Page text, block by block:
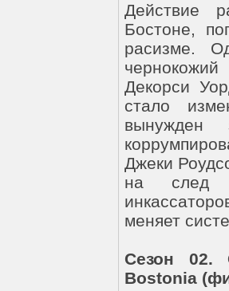
Действие
Бостоне,
расизме.
Декорси
стало
вынужден
Джеки
на след
меняет
Сезон 02.
Bostonia